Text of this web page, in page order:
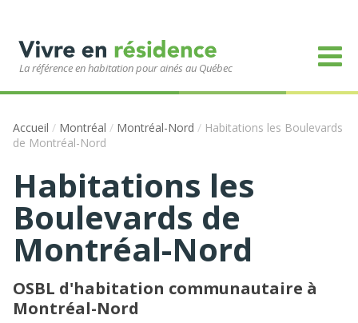
La référence en habitation pour ainés au Québec
Accueil / Montréal / Montréal-Nord / Habitations les Boulevards
de Montréal-Nord
Habitations les
Boulevards de
Montréal-Nord
OSBL d'habitation communautaire à
Montréal-Nord